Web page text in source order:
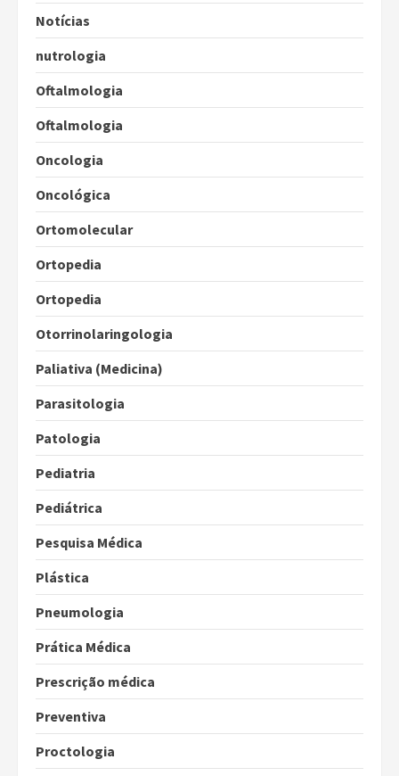
Notícias
nutrologia
Oftalmologia
Oftalmologia
Oncologia
Oncológica
Ortomolecular
Ortopedia
Ortopedia
Otorrinolaringologia
Paliativa (Medicina)
Parasitologia
Patologia
Pediatria
Pediátrica
Pesquisa Médica
Plástica
Pneumologia
Prática Médica
Prescrição médica
Preventiva
Proctologia